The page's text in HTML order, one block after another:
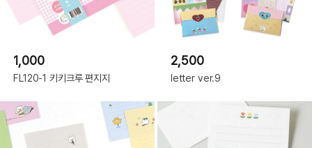
1,000
FL120-1 키키크루 편지지
2,500
letter ver.9